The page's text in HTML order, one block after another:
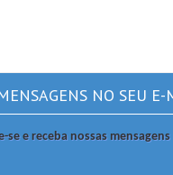
NO SEU E-
se e receba nossas